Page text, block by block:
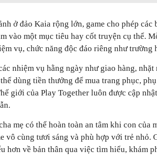
ở đảo Kaia rộng lớn, game cho phép
vào một mục tiêu hay cốt truyện cụ thể.
vụ, chức năng độc đáo riêng như trường
nhiệm vụ hằng ngày như giao hàng,
dùng tiền thưởng để mua trang phục,
giới của Play Together luôn được cập
mẹ có thể hoàn toàn an tâm khi con
vô cùng tươi sáng và phù hợp với trẻ nhỏ.
hơn về bản thân qua việc tìm hiểu, khám